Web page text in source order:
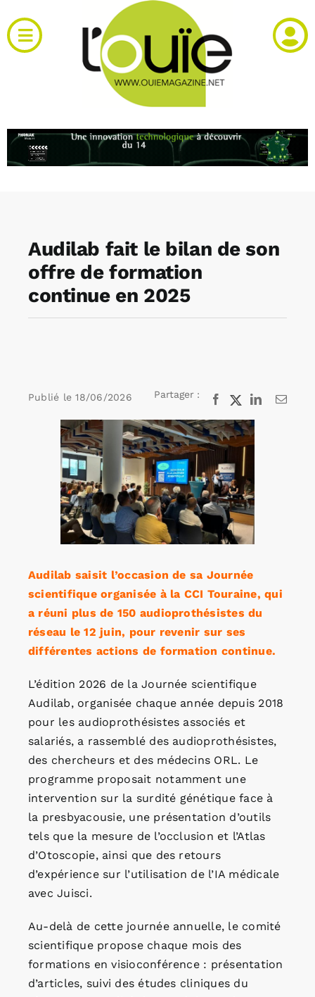
au
contenu
Toggle
Navigation
RH et emploi
Agenda
Annonces emploi
Audilab fait le bilan de son
offre de formation
continue en 2025
Publié le 18/06/2026 Partager : Facebook
X LinkedInEmail
l'image
agrandie
Audilab saisit l’occasion de sa Journée
scientifique organisée à la CCI Touraine, qui
a réuni plus de 150 audioprothésistes du
réseau le 12 juin, pour revenir sur ses
différentes actions de formation continue.
L’édition 2026 de la Journée scientifique
Audilab, organisée chaque année depuis 2018
pour les audioprothésistes associés et
salariés, a rassemblé des audioprothésistes,
des chercheurs et des médecins ORL. Le
programme proposait notamment une
intervention sur la surdité génétique face à
la presbyacousie, une présentation d’outils
tels que la mesure de l’occlusion et l’Atlas
d’Otoscopie, ainsi que des retours
d’expérience sur l’utilisation de l’IA médicale
avec Juisci.
Au-delà de cette journée annuelle, le comité
scientifique propose chaque mois des
formations en visioconférence : présentation
d’articles, suivi des études cliniques du